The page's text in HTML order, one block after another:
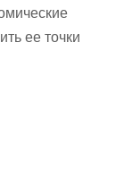
ее точки